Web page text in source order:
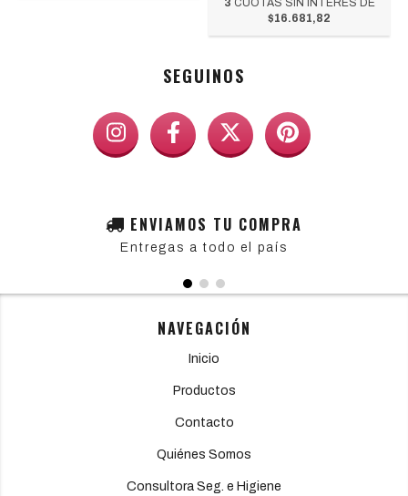
$16.681,82
SEGUINOS
ENVIAMOS TU COMPRA
Entregas a todo el país
NAVEGACIÓN
Inicio
Productos
Contacto
Quiénes Somos
Consultora Seg. e Higiene